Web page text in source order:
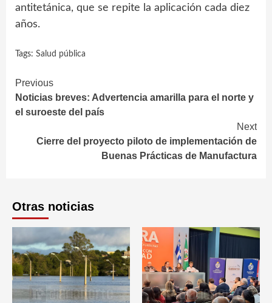
antitetánica, que se repite la aplicación cada diez
años.
Tags: Salud pública
Continue
Reading
Previous
Noticias breves: Advertencia amarilla para el norte y
el suroeste del país
Next
Cierre del proyecto piloto de implementación de
Buenas Prácticas de Manufactura
Otras noticias